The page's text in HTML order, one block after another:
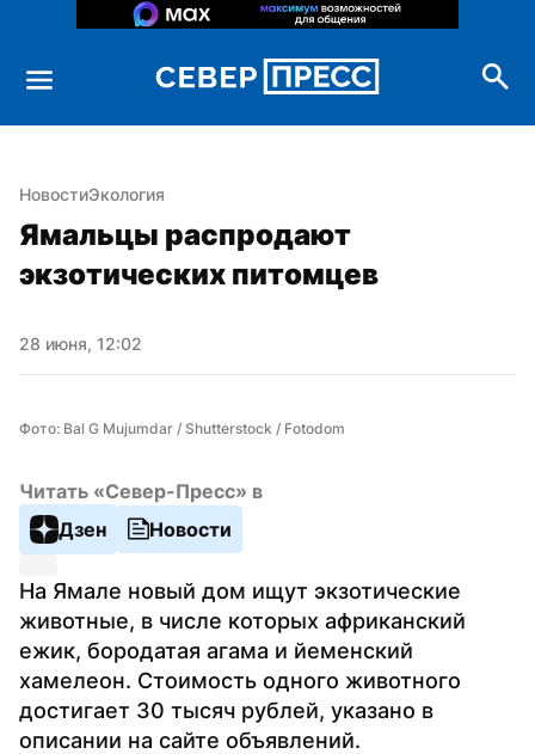
НовостиЭкология
Ямальцы распродают
экзотических питомцев
28 июня, 12:02
Фото: Bal G Mujumdar / Shutterstock / Fotodom
Читать «Север-Пресс» в
Дзен
Новости
На Ямале новый дом ищут экзотические
животные, в числе которых африканский
ежик, бородатая агама и йеменский
хамелеон. Стоимость одного животного
достигает 30 тысяч рублей, указано в
описании на сайте объявлений.